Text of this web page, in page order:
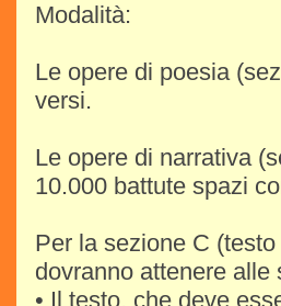
Modalità:
Le opere di poesia
versi.
Le opere di narrativa
10.000 battute spazi
Per la sezione C
dovranno attenere
• Il testo, che deve